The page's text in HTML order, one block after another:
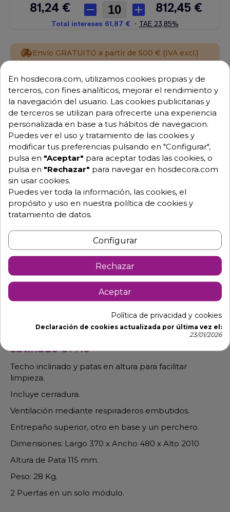
Envío GRATUITO a partir de 500 € (IVA excl.)
Equipo de expertos a tu servicio.
Garantía mínima de 1 año.
Pago 100% seguro.
Consulta tus dudas con nosotros.
976 25 59 91
info@hosdecora.com
Hablemos
Pide tu presupuesto
Descripción Detalles de producto
Taquilla de acero inox, acabado
satinado 81410
Techo inclinado y patas en altura para facilitar
limpieza.
Incluye cerradura.
Ventilación mediante respiraderos embutidos.
Entrepaño superior, otro en base y un perchero.
Dimensiones: Largo 370 x Ancho 480 x Alto 2010
Altura de Pata 115 mm.
Peso: 28 Kg.
2 Puertas en un solo módulo.
En hosdecora.com, utilizamos cookies propias y de
terceros, con fines analíticos, mejorar el rendimiento y
la navegación del usuario. Las cookies publicitarias y
de terceros se utilizan para ofrecerte una experiencia
personalizada en base a tus hábitos de navegacion.
Puedes ver el uso y tratamiento de las cookies y
modificar tus preferencias pulsando en "Configurar",
pulsa en "Aceptar" para aceptar todas las cookies, o
pulsa en "Rechazar" para navegar en hosdecora.com
sin usar cookies.
Puedes ver toda la información, las cookies, el
propósito y uso en nuestra política de cookies y
tratamiento de datos.
Configurar
Rechazar
Aceptar
Política de privacidad y cookies
Declaración de cookies actualizada por última vez el:
23/01/2026